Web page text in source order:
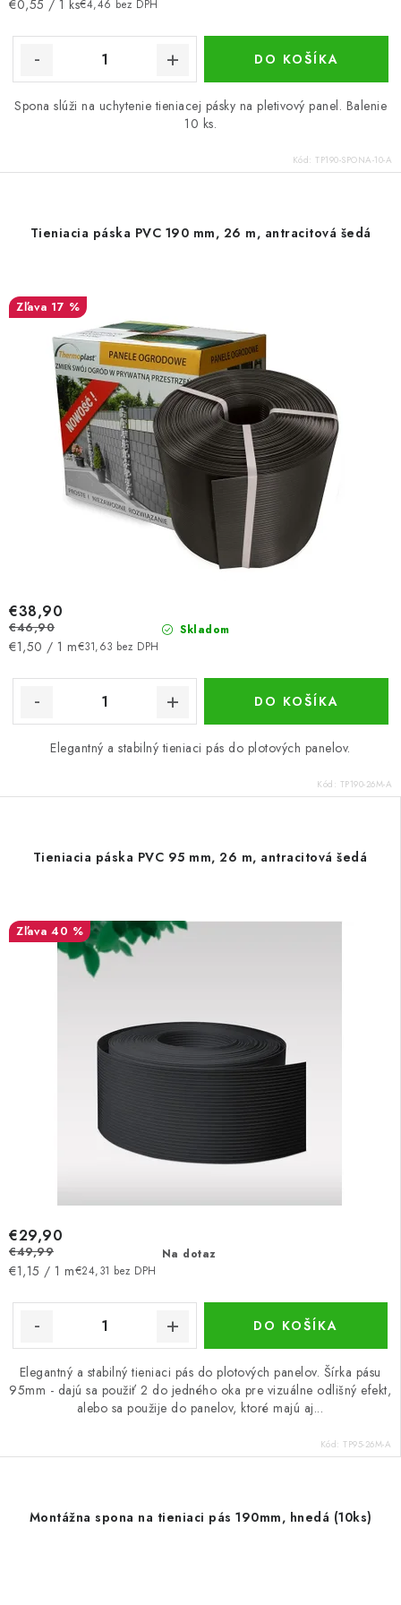
€4,46 bez DPH
Jednotková
€0,55 / 1 ks
DO KOŠÍKA
Spona slúži na uchytenie tieniacej pásky na pletivový panel. Balenie
10 ks.
Kód: TP190-SPONA-10-A
Tieniacia páska PVC 190 mm, 26 m, antracitová šedá
17 %
Skladom
€31,63 bez DPH
€38,90
€46,90
Jednotková
€1,50 / 1 m
DO KOŠÍKA
Elegantný a stabilný tieniaci pás do plotových panelov.
Kód: TP190-26M-A
Tieniacia páska PVC 95 mm, 26 m, antracitová šedá
40 %
Na dotaz
€24,31 bez DPH
€29,90
€49,99
Jednotková
€1,15 / 1 m
DO KOŠÍKA
Elegantný a stabilný tieniaci pás do plotových panelov. Šírka pásu
95mm - dajú sa použiť 2 do jedného oka pre vizuálne odlišný efekt,
alebo sa použije do panelov, ktoré majú aj...
Kód: TP95-26M-A
Montážna spona na tieniaci pás 190mm, hnedá (10ks)